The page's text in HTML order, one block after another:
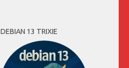
DEBIAN 13 TRIXIE